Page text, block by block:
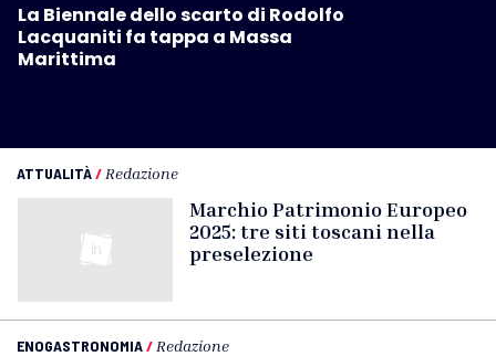
La Biennale dello scarto di Rodolfo
Lacquaniti fa tappa a Massa
Marittima
ATTUALITÀ/ Redazione
Marchio Patrimonio Europeo
2025: tre siti toscani nella
preselezione
ENOGASTRONOMIA/ Redazione